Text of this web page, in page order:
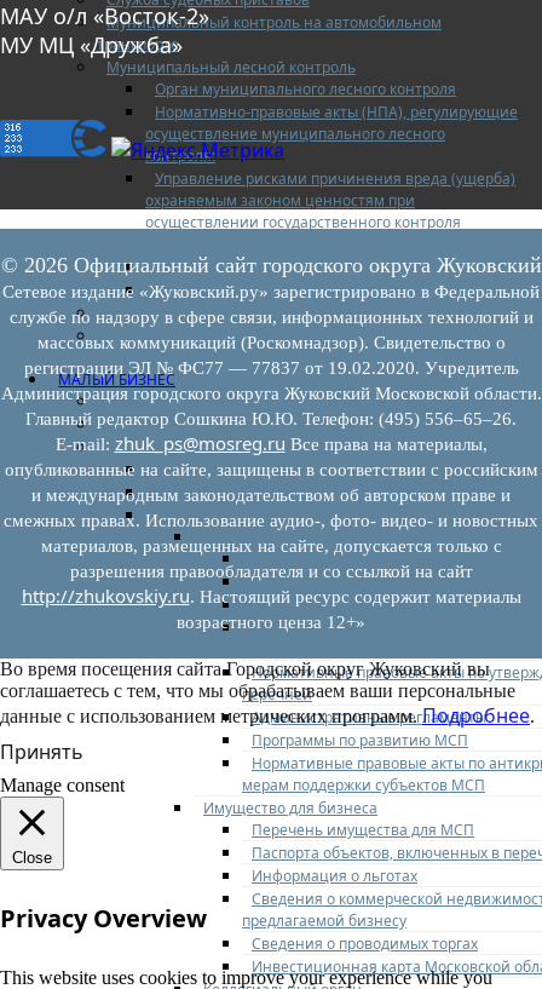
Муниципальный контроль на автомобильном
транспорте
Муниципальный лесной контроль
Орган муниципального лесного контроля
Нормативно-правовые акты (НПА), регулирующие
осуществление муниципального лесного
контроля:
Управление рисками причинения вреда (ущерба)
охраняемым законом ценностям при
осуществлении государственного контроля
Программа профилактики
Доклады муниципального лесного контроля
Муниципальный контроль за ЕТО
Муниципальный контроль в сфере
благоустройства
МАЛЫЙ БИЗНЕС
Прием предпринимателей
Новости МСП
Поддержка МСП
Поддержка МСП
Финансовая поддержка
Имущественная поддержка
Нормативно-правовые акты
Федеральное законодательство
Региональное законодательство
Порядок формирования и ведения
Порядок предоставления имущества из
Нормативные правовые акты по
перечней
Административные регламенты
Программы по развитию МСП
Нормативные правовые акты по
мерам поддержки субъектов МСП
Имущество для бизнеса
Перечень имущества для МСП
Паспорта объектов, включенных в
Информация о льготах
Сведения о коммерческой
предлагаемой бизнесу
Сведения о проводимых торгах
Инвестиционная карта Московской
МАУ о/л «Восток-2»
МУ МЦ «Дружба»
© 2026 Официальный сайт городского округа Жуковский
Сетевое издание «Жуковский.ру» зарегистрировано в Федеральной
службе по надзору в сфере связи, информационных технологий и
массовых коммуникаций (Роскомнадзор). Свидетельство о
регистрации ЭЛ № ФС77 — 77837 от 19.02.2020. Учредитель
Администрация городского округа Жуковский Московской области.
Главный редактор Сошкина Ю.Ю. Телефон: (495) 556–65–26.
E‑mail: zhuk_ps@mosreg.ru Все права на материалы,
опубликованные на сайте, защищены в соответствии с российским
и международным законодательством об авторском праве и
смежных правах. Использование аудио-, фото- видео- и новостных
материалов, размещенных на сайте, допускается только с
разрешения правообладателя и со ссылкой на сайт
http://zhukovskiy.ru. Настоящий ресурс содержит материалы
возрастного ценза 12+»
Во время посещения сайта Городской округ Жуковский вы
соглашаетесь с тем, что мы обрабатываем ваши персональные
данные с использованием метрических программ.Подробнее.
Принять
Manage consent
Close
Privacy Overview
This website uses cookies to improve your experience while you